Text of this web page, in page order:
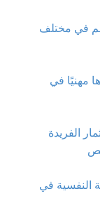
في مختلف
مهنيًا في
الفريدة
النفسية في